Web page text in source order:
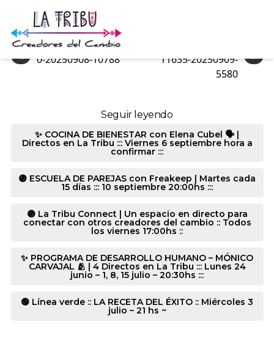
9192-20250909-6355
« 0-20250908-10788 »
11635-20250909-
5580
Seguir leyendo
✨ COCINA DE BIENESTAR con Elena Cubel 🗣️ |
Directos en La Tribu ::: Viernes 6 septiembre hora a
confirmar :::
🟣 ESCUELA DE PAREJAS con Freakeep | Martes cada
15 días ::: 10 septiembre 20:00hs :::
🟣 La Tribu Connect | Un espacio en directo para
conectar con otros creadores del cambio :: Todos
los viernes 17:00hs ::
✨ PROGRAMA DE DESARROLLO HUMANO – MÓNICO
CARVAJAL 🫂 | 4 Directos en La Tribu ::: Lunes 24
junio – 1, 8, 15 julio – 20:30hs :::
🟢 Línea verde :: LA RECETA DEL ÉXITO :: Miércoles 3
julio – 21 hs ~